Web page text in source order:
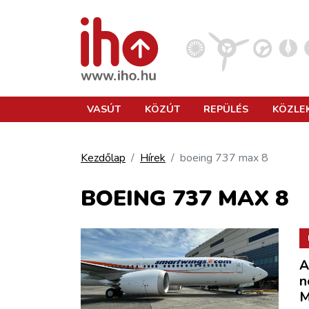
REPÜLÉS
KÖZLEKEDÉSFEJLESZTÉS
ELLÁTÁSI LÁNC
VASÚT KÖZÚT REPÜLÉS
Kezdőlap Hírek boeing 737 max 8
BOEING 737 MAX 8